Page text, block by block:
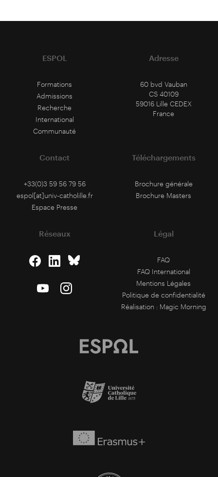
ESPOL
Formations
Admissions
Recherche
International
Communauté
Adresse
60 bvd Vauban
CS 40109
59016 Lille CEDEX
France
Contact
+33(0)3 59 56 79 56
espol[at]univ-catholille.fr
Espace Presse
Téléchargements
Brochure générale
Brochure Masters
Réseaux Légal
FAQ
FAQ International
Mentions Légales
Politique de confidentialité
Réalisation : Magic Morning